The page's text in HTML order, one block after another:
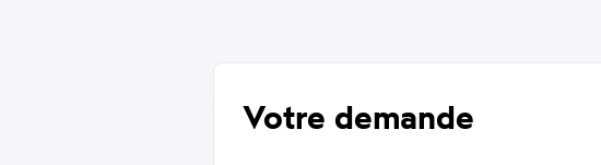
Votre demande